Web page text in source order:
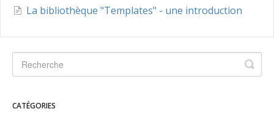
La bibliothèque "Templates" - une introduction
CATÉGORIES